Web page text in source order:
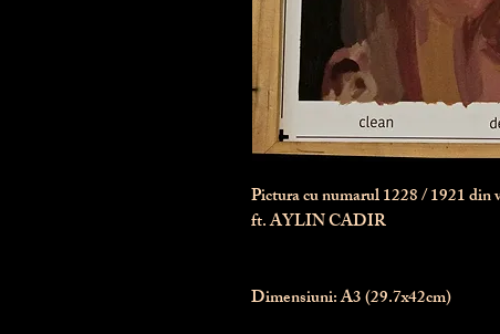
Pictura cu numarul1228/ 1921 din
ft. AYLIN CADIR
Dimensiuni: A3 (29.7x42cm)